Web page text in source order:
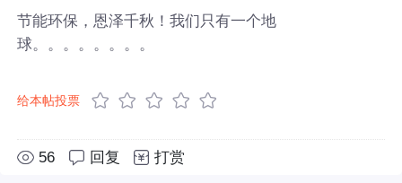
节能环保，恩泽千秋！我们只有一个地
球。。。。。。。。
给本帖投票
56 回复 打赏